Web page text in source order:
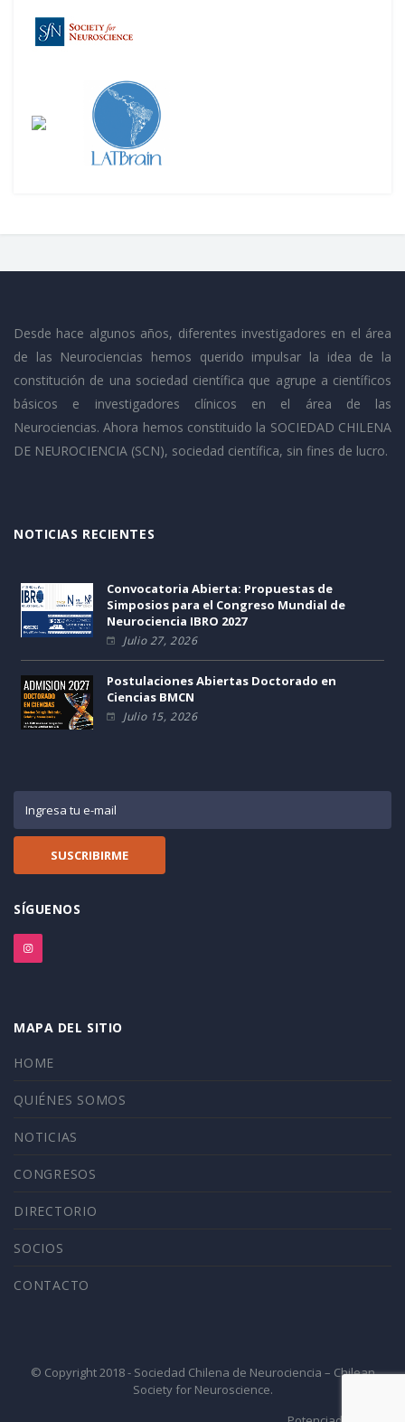
Desde hace algunos años, diferentes investigadores en el área
de las Neurociencias hemos querido impulsar la idea de la
constitución de una sociedad científica que agrupe a científicos
básicos e investigadores clínicos en el área de las
Neurociencias. Ahora hemos constituido la SOCIEDAD CHILENA
DE NEUROCIENCIA (SCN), sociedad científica, sin fines de lucro.
NOTICIAS RECIENTES
Convocatoria Abierta: Propuestas de
Simposios para el Congreso Mundial de
Neurociencia IBRO 2027
Julio 27, 2026
Postulaciones Abiertas Doctorado en
Ciencias BMCN
Julio 15, 2026
SÍGUENOS
MAPA DEL SITIO
HOME
QUIÉNES SOMOS
NOTICIAS
CONGRESOS
DIRECTORIO
SOCIOS
CONTACTO
© Copyright 2018 - Sociedad Chilena de Neurociencia – Chilean
Society for Neuroscience.